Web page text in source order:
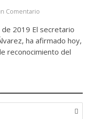
Comentario
de 2019 El secretario
ha afirmado hoy,
reconocimiento del